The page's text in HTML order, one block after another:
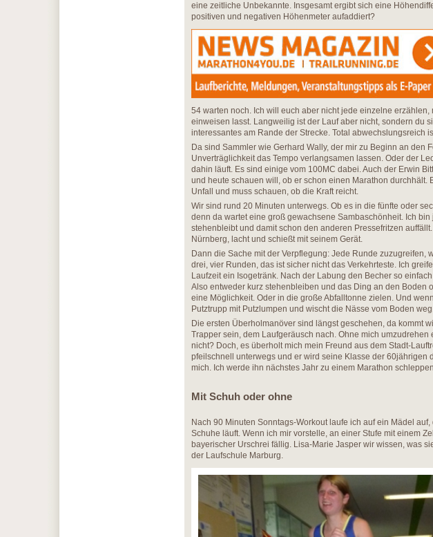
eine zeitliche Unbekannte. Insgesamt ergibt sich eine
positiven und negativen Höhenmeter aufaddiert?
54 warten noch. Ich will euch aber nicht jede einzelne
einweisen lasst. Langweilig ist der Lauf aber nicht, sondern du
interessantes am Rande der Strecke. Total abwechslungsreich
Da sind Sammler wie Gerhard Wally, der mir zu Beginn an den
Unverträglichkeit das Tempo verlangsamen lassen. Oder der
dahin läuft. Es sind einige vom 100MC dabei. Auch der Erwin
und heute schauen will, ob er schon einen Marathon durchhält.
Unfall und muss schauen, ob die Kraft reicht.
Wir sind rund 20 Minuten unterwegs. Ob es in die fünfte oder
denn da wartet eine groß gewachsene Sambaschönheit. Ich
stehenbleibt und damit schon den anderen Pressefritzen
Nürnberg, lacht und schießt mit seinem Gerät.
Dann die Sache mit der Verpflegung: Jede Runde zuzugreifen,
drei, vier Runden, das ist sicher nicht das Verkehrteste. Ich
Laufzeit ein Isogetränk. Nach der Labung den Becher so
Also entweder kurz stehenbleiben und das Ding an den Boden
eine Möglichkeit. Oder in die große Abfalltonne zielen. Und
Putztrupp mit Putzlumpen und wischt die Nässe vom Boden weg.
Die ersten Überholmanöver sind längst geschehen, da kommt
Trapper sein, dem Laufgeräusch nach. Ohne mich umzudrehen
nicht? Doch, es überholt mich mein Freund aus dem Stadt-
pfeilschnell unterwegs und er wird seine Klasse der 60jährigen
mich. Ich werde ihn nächstes Jahr zu einem Marathon
Mit Schuh oder ohne
Nach 90 Minuten Sonntags-Workout laufe ich auf ein Mädel
Schuhe läuft. Wenn ich mir vorstelle, an einer Stufe mit einem
bayerischer Urschrei fällig. Lisa-Marie Jasper wir wissen, was
der Laufschule Marburg.